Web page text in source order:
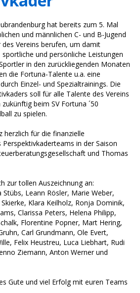
hat bereits zum 5. Mal
und männlichen C- und B-Jugend
Vereins berufen, um damit
und persönliche Leistungen
in den zurückliegenden Monaten
die Fortuna-Talente u.a. eine
Einzel- und Spezialtrainings. Die
soll für alle Talente des Vereins
beim SV Fortuna ´50
zu spielen.
herzlich für die finanzielle
in der Saison
und Thomas
zur tollen Auszeichnung an:
Stübs, Leann Rösler, Marie Weber,
Klara Keilholz, Ronja Dominik,
Clarissa Peters, Helena Philipp,
Florentine Popner, Mart Hering,
Carl Grundmann, Ole Evert,
Felix Heustreu, Luca Liebhart, Rudi
Ziemann, Anton Werner und
Gute und viel Erfolg mit euren Teams